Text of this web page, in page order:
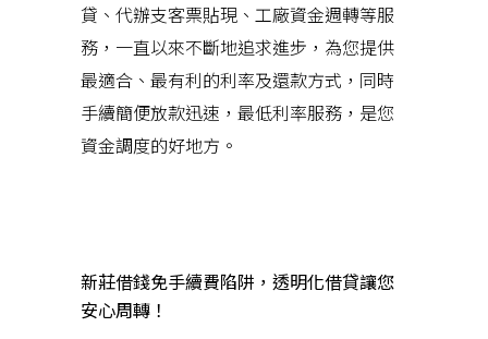
貸、代辦支客票貼現、工廠資金週轉等服
務，一直以來不斷地追求進步，為您提供
最適合、最有利的利率及還款方式，同時
手續簡便放款迅速，最低利率服務，是您
資金調度的好地方。
新莊借錢免手續費陷阱，透明化借貸讓您
安心周轉！